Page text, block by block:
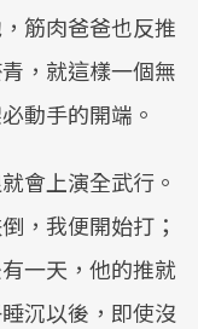
筋肉爸爸也反推
，就這樣一個無
動手的開端。
會上演全武行。
，我便開始打；
一天，他的推就
沉以後，即使沒